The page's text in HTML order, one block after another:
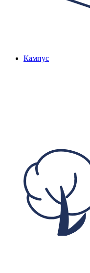
Кампус